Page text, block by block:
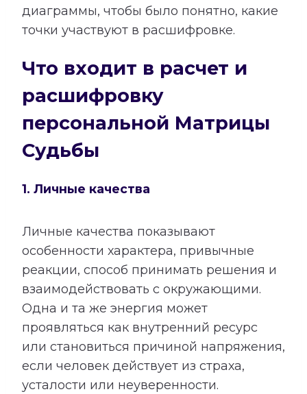
диаграммы, чтобы было понятно, какие
точки участвуют в расшифровке.
Что входит в расчет и
расшифровку
персональной Матрицы
Судьбы
1. Личные качества
Личные качества показывают
особенности характера, привычные
реакции, способ принимать решения и
взаимодействовать с окружающими.
Одна и та же энергия может
проявляться как внутренний ресурс
или становиться причиной напряжения,
если человек действует из страха,
усталости или неуверенности.